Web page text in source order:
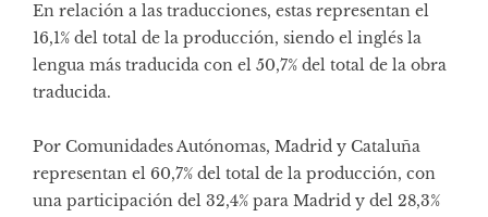
En relación a las traducciones, estas representan el
16,1% del total de la producción, siendo el inglés la
lengua más traducida con el 50,7% del total de la obra
traducida.
Por Comunidades Autónomas, Madrid y Cataluña
representan el 60,7% del total de la producción, con
una participación del 32,4% para Madrid y del 28,3%